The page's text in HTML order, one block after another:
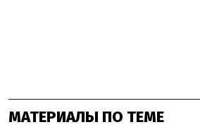
МАТЕРИАЛЫ ПО ТЕМЕ